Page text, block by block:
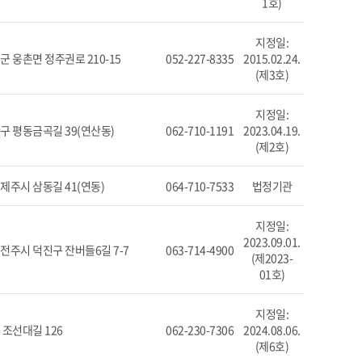
웅촌면 정주권로 210-15 052-227-8335
지정일:
2015.02.24.
(제3호)
평동금곡길 39(연산동) 062-710-1191
지정일:
2023.04.19.
(제2호)
주시 삼동길 41(연동) 064-710-7533 법정기관
주시 덕진구 잔버들6길 7-7 063-714-4900
지정일:
2023.09.01.
(제2023-
01호)
선대길 126 062-230-7306
지정일:
2024.08.06.
(제6호)